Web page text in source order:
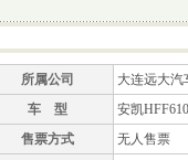
所属公司
大连远大汽
车 型
安凯
售票方式
无人售票